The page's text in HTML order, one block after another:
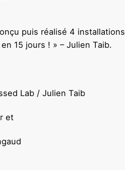
puis réalisé 4 installations
15 jours ! » – Julien Taib.
Lab / Julien Taib
et